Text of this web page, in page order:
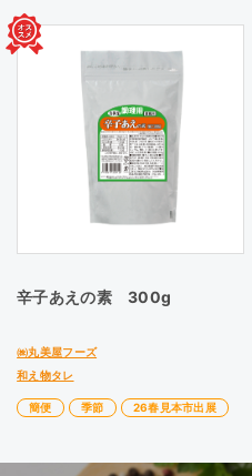
辛子あえの素 300g
㈱丸美屋フーズ
和え物タレ
簡便 季節 26春見本市出展